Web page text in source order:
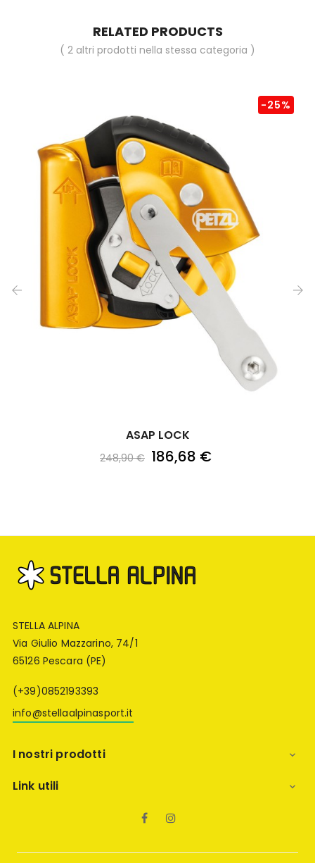
RELATED PRODUCTS
( 2 altri prodotti nella stessa categoria )
ASAP LOCK
248,90 €
-25%
186,68 €
STELLA ALPINA
Via Giulio Mazzarino, 74/1
65126 Pescara (PE)
(+39)0852193393
info@stellaalpinasport.it
I nostri prodotti 
Link utili 
Facebook